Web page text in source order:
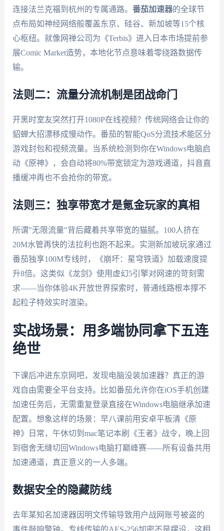
连接法兰克福到杭州的专属通路。 番茄加速器的全球节
点布局如神经网络般覆盖东京、硅谷、新加坡等15个核
心枢纽。就像网禅公司为《Terbis》进入日本市场提前参
展Comic Market造势，本地化节点意味着零绕路数据传
输。
法则二：流量分流机制是团战命门
开黑时室友突然打开1080P在线视频？传统网络会让你的
貂蝉大招漂移成慢动作。番茄的智能QoS分流技术能区分
游戏封包和视频流量。当系统检测到你在Windows电脑启
动《原神》，会自动将80%带宽锁定为游戏通道，抖音直
播缓冲再也不会抢你的带宽。
法则三：独享带宽才是氪金玩家的真相
所谓"无限流量"背后藏着共享带宽的猫腻。100人挤在
20M水管再快的法拉利也跑不起来。实测新加坡玩家通过
番茄独享100M专线时，《崩坏：星穹铁道》加载速度提
升8倍。这类似《龙剑》使用虚幻5引擎对网速的苛刻需
求——当你体验4K开放世界探索时，普通线路根本撑不
起粒子特效实时渲染。
实战场景：用多端协同拿下五连
绝世
下课后冲进东京网吧，发现电脑没装加速器？真正的游
戏自由需要全平台支持。比如番茄允许你在iOS手机创建
加速任务后，无需重复登录直接在Windows电脑继承加速
配置。想象这样的场景：早八课前用安卓平板清《原
神》日常，午休切到mac笔记本刷《王者》战令，晚上回
到宿舍无缝切回Windows电脑打巅峰赛——所有设备共用
加速通道，真正意义的一人多端。
数据安全的隐藏防线
去年某知名加速器因明文传输导致用户战网账号被盗的
事件敲响警钟。专线传输的AES-256加密不是摆设，这相